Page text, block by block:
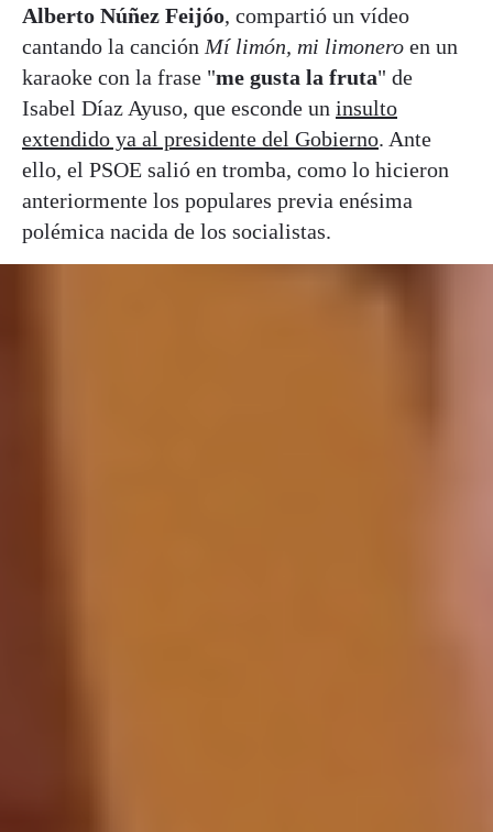
Alberto Núñez Feijóo, compartió un vídeo
cantando la canción Mí limón, mi limonero en un
karaoke con la frase "me gusta la fruta" de
Isabel Díaz Ayuso, que esconde un insulto
extendido ya al presidente del Gobierno. Ante
ello, el PSOE salió en tromba, como lo hicieron
anteriormente los populares previa enésima
polémica nacida de los socialistas.